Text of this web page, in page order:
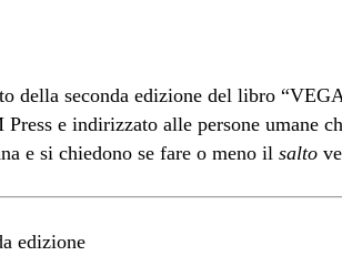
della seconda edizione del libro
e indirizzato alle persone umane
e si chiedono se fare o meno il salto
edizione